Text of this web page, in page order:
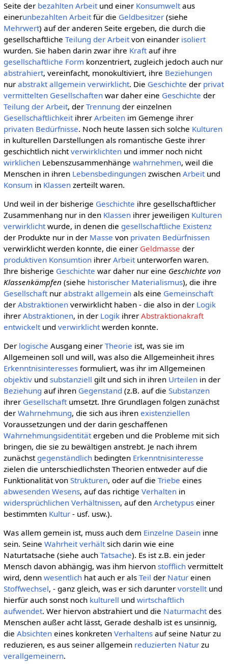
Seite der bezahlten Arbeitund einer Konsumweltaus
einerunbezahlten Arbeitfür die Geldbesitzer(siehe
Mehrwert) auf der anderen Seite ergeben, die durch die
gesellschaftliche Teilung der Arbeitvon einander isoliert
wurden. Sie haben darin zwar ihre Kraftauf ihre
gesellschaftliche Form konzentriert, zugleich jedoch auch nur
abstrahiert, vereinfacht, monokultiviert, ihre Beziehungen
nur abstrakt allgemein verwirklicht. Die Geschichte der privat
vermittelten Gesellschaftenwar daher eine Geschichte der
Teilung der Arbeit, der Trennung der einzelnen
Gesellschaftlichkeitihrer Arbeitenim Gemenge ihrer
privaten Bedürfnisse. Noch heute lassen sich solche Kulturen
in kulturellen Darstellungen als romantische Geste ihrer
geschichtlich nichtverwirklichtenund immer noch nicht
wirklichenLebenszusammenhänge wahrnehmen, weil die
Menschen in ihren Lebensbedingungenzwischen Arbeitund
Konsum in Klassenzerteilt waren.
Und weil in der bisherige Geschichte ihre gesellschaftlicher
Zusammenhang nur in den Klassenihrer jeweiligen Kulturen
verwirklichtwurde, in denen die gesellschaftliche Existenz
der Produkte nur in der Masse von privaten Bedürfnissen
verwirklicht werden konnte, die einer Geldmasse der
produktiven Konsumtionihrer Arbeitunterworfen waren.
Ihre bisherige Geschichte war daher nur eine Geschichte von
Klassenkämpfen (siehe historischer Materialismus), die ihre
Gesellschaftnur abstrakt allgemeinals eine Gemeinschaft
der Abstraktionenverwirklicht haben - die also in der Logik
ihrer Abstraktionen, in der Logikihrer Abstraktionakraft
entwickeltund verwirklichtwerden konnte.
Der logische Ausgang einer Theorie ist, was sie im
Allgemeinen soll und will, was also die Allgemeinheit ihres
Erkenntnisinteressesformuliert, was ihr im Allgemeinen
objektivund substanziell gilt und sich in ihren Urteilenin der
Beziehung auf ihren Gegenstand (z.B. auf die Substanzen
ihrer Gesellschaftumsetzt. Ihre Grundlagen folgen zunächst
der Wahrnehmung, die sich aus ihren existenziellen
Voraussetzungen und der darin geschaffenen
Wahrnehmungsidentitätergeben und die Probleme mit sich
bringen, die sie zu bewältigen anstrebt. Je nach ihrem
zunächst gegenständlichbedingten Erkenntnisinteresse
zielen die unterschiedlichsten Theorien entweder auf die
Funktionalität von Strukturen, oder auf die Triebe eines
abwesenden Wesens, auf das richtige Verhaltenin
widersprüchlichen Verhältnissen, auf den Archetypuseiner
bestimmten Kultur- usf. usw.).
Was allem gemein ist, muss auch dem Einzelne Daseininne
sein. Seine Wahrheit verhältsich darin wie eine
Naturtatsache (siehe auch Tatsache). Es ist z.B. ein jeder
Mensch davon abhängig, was ihm hiervon stofflichvermittelt
wird, denn wesentlichhat auch er als Teil der Natureinen
Stoffwechsel, - ganz gleich, was er sich darunter vorstelltund
hierfür auch sonst noch kulturell und wirtschaftlich
aufwendet. Wer hiervon abstrahiert und die Naturmachtdes
Menschen außer acht lässt, Gerade deshalb ist es unsinnig,
die Absichteneines konkreten Verhaltensauf seine Natur zu
reduzieren, es aus seiner allgemein reduzierten Naturzu
verallgemeinern.